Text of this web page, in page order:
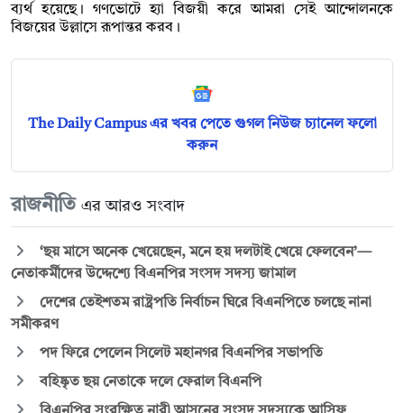
ব্যর্থ হয়েছে। গণভোটে হ্যা বিজয়ী করে আমরা সেই আন্দোলনকে
বিজয়ের উল্লাসে রূপান্তর করব।
The Daily Campus এর খবর পেতে গুগল নিউজ চ্যানেল ফলো
করুন
রাজনীতি এর আরও সংবাদ
‘ছয় মাসে অনেক খেয়েছেন, মনে হয় দলটাই খেয়ে ফেলবেন’—
নেতাকর্মীদের উদ্দেশ্যে বিএনপির সংসদ সদস্য জামাল
দেশের তেইশতম রাষ্ট্রপতি নির্বাচন ঘিরে বিএনপিতে চলছে নানা
সমীকরণ
পদ ফিরে পেলেন সিলেট মহানগর বিএনপির সভাপতি
বহিষ্কৃত ছয় নেতাকে দলে ফেরাল বিএনপি